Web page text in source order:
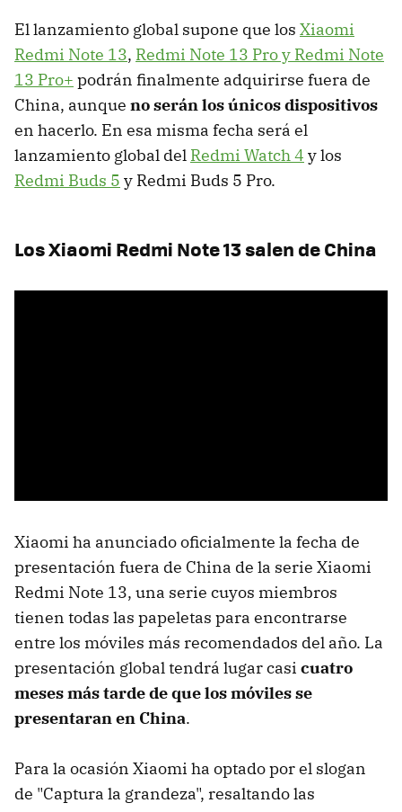
El lanzamiento global supone que los Xiaomi
Redmi Note 13, Redmi Note 13 Pro y Redmi Note
13 Pro+ podrán finalmente adquirirse fuera de
China, aunque no serán los únicos dispositivos
en hacerlo. En esa misma fecha será el
lanzamiento global del Redmi Watch 4 y los
Redmi Buds 5 y Redmi Buds 5 Pro.
Los Xiaomi Redmi Note 13 salen de China
Xiaomi ha anunciado oficialmente la fecha de
presentación fuera de China de la serie Xiaomi
Redmi Note 13, una serie cuyos miembros
tienen todas las papeletas para encontrarse
entre los móviles más recomendados del año. La
presentación global tendrá lugar casi cuatro
meses más tarde de que los móviles se
presentaran en China.
Para la ocasión Xiaomi ha optado por el slogan
de "Captura la grandeza", resaltando las